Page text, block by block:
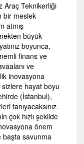
Araç Teknikerliği
bir meslek
atmış
büyük
boyunca,
finans ve
ve
inovasyona
hayat boyu
(İstanbul),
tanıyacaksınız.
çok hızlı şekilde
önem
başta savunma